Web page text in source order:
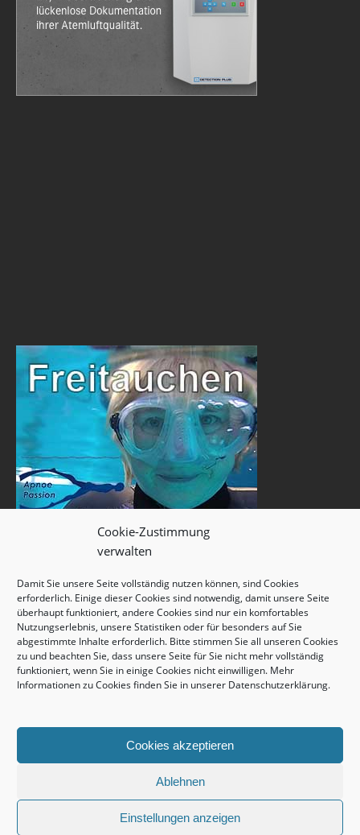
Cookie-Zustimmung
verwalten
Damit Sie unsere Seite vollständig nutzen können, sind Cookies
erforderlich. Einige dieser Cookies sind notwendig, damit unsere Seite
überhaupt funktioniert, andere Cookies sind nur ein komfortables
Nutzungserlebnis, unsere Statistiken oder für besonders auf Sie
abgestimmte Inhalte erforderlich. Bitte stimmen Sie all unseren Cookies
zu und beachten Sie, dass unsere Seite für Sie nicht mehr vollständig
funktioniert, wenn Sie in einige Cookies nicht einwilligen. Mehr
Informationen zu Cookies finden Sie in unserer Datenschutzerklärung.
Cookies akzeptieren
Ablehnen
Einstellungen anzeigen